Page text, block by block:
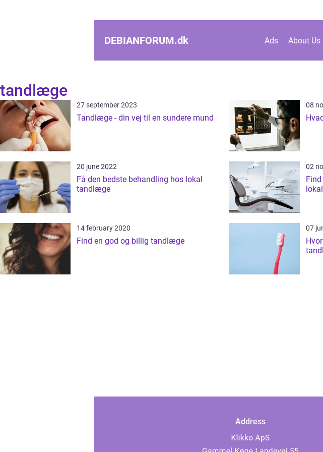
DEBIANFORUM.dk Ads About Us
tandlæge
27 september 2023
Tandlæge - din vej til en sundere mund
08
20 june 2022
Få den bedste behandling hos lokal
tandlæge
02
14 february 2020
Find en god og billig tandlæge
07
Address